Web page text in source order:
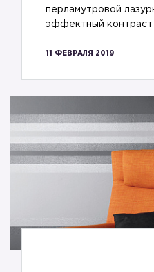
перламутровой
эффектный контраст
11 ФЕВРАЛЯ 2019